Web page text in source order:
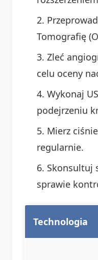
Tomografię
Zleć
celu oceny
Wykonaj
podejrzeniu
Mierz
regularnie.
Skonsultuj
sprawie
Technologia